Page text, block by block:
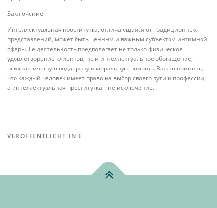
Заключение
Интеллектуальная проститутка, отличающаяся от традиционных
представлений, может быть ценным и важным субъектом интимной
сферы. Ее деятельность предполагает не только физическое
удовлетворение клиентов, но и интеллектуальное обогащение,
психологическую поддержку и моральную помощь. Важно помнить,
что каждый человек имеет право на выбор своего пути и профессии,
а интеллектуальная проститутка – не исключение.
VERÖFFENTLICHT IN E